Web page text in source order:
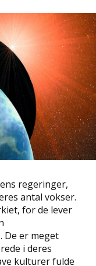
regeringer,
antal vokser.
for de lever
De er meget
i deres
kulturer fulde